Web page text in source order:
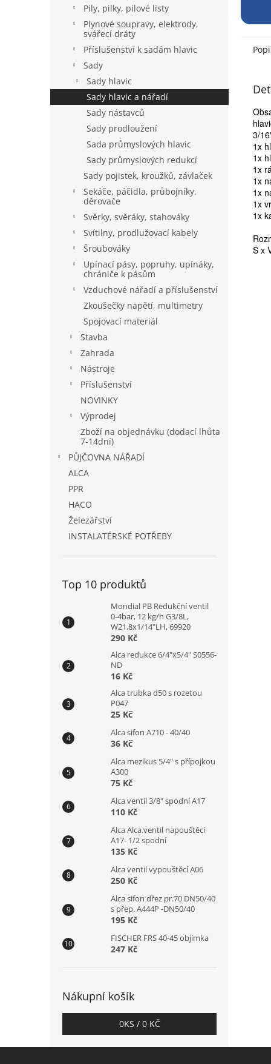
Pily, pilky, pilové listy
Plynové soupravy, elektrody,
svářecí dráty
Příslušenství k sadám hlavic
Sady
Sady hlavic
Sady hlavic a nářadí
Sady nástavců
Sady prodloužení
Sada průmyslových hlavic
Sady průmyslových redukcí
Sady pojistek, kroužků, závlaček
Sekáče, páčidla, průbojníky,
děrovače
Svěrky, svěráky, stahováky
Svítilny, prodlužovací kabely
Šroubováky
Upínací pásy, popruhy, upínáky,
chrániče k pásům
Vzduchové nářadí a příslušenství
Zkoušečky napětí, multimetry
Spojovací materiál
Stavba
Zahrada
Nástroje
Příslušenství
NOVINKY
Výprodej
Zboží na objednávku (dodací lhůta
7-14dní)
PŮJČOVNA NÁŘADÍ
ALCA
PPR
HACO
Železářství
INSTALATÉRSKÉ POTŘEBY
Top 10 produktů
Mondial PB Redukční ventil
0-4bar, 12 kg/h G3/8L,
W21,8x1/14"LH, 69920
290 Kč
Alca redukce 6/4"x5/4" S0556-
ND
16 Kč
Alca trubka d50 s rozetou
P047
25 Kč
Alca sifon A710 - 40/40
36 Kč
Alca mezikus 5/4" s přípojkou
A300
75 Kč
Alca ventil 3/8" spodní A17
110 Kč
Alca Alca.ventil napouštěcí
A17- 1/2 spodní
135 Kč
Alca ventil vypouštěcí A06
250 Kč
Alca sifon dřez pr.70 DN50/40
s přep. A444P -DN50/40
195 Kč
FISCHER FRS 40-45 objímka
247 Kč
Nákupní košík
0KS / 0 KČ
3/
1x
1x
1x
1x
1x
1x
1x
Š x